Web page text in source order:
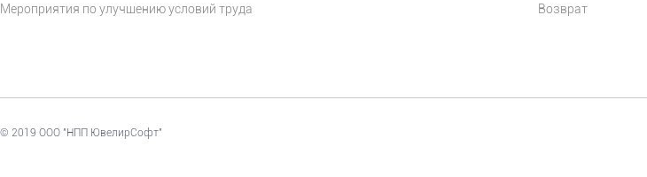
Мероприятия по улучшению условий труда
Возврат
© 2019 ООО "НПП ЮвелирСофт"